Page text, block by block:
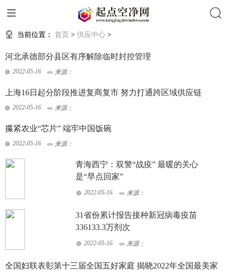
当前位置： 首页 > 供应中心 >
河北承德部分县区有序解除临时封控管理
2022-05-16 来源：
上海16日起分阶段推进复商复市 努力打通跨区域供应链
2022-05-16 来源：
攥紧农业“芯片” 端牢中国饭碗
2022-05-16 来源：
青海西宁：双警“战疫” 最暖的关心
是“早点回家”
2022-05-16 来源：
31省份累计报告接种新冠病毒疫苗
336133.3万剂次
2022-05-16 来源：
全国妇联表彰第十三届全国五好家庭 揭晓2022年全国最美家